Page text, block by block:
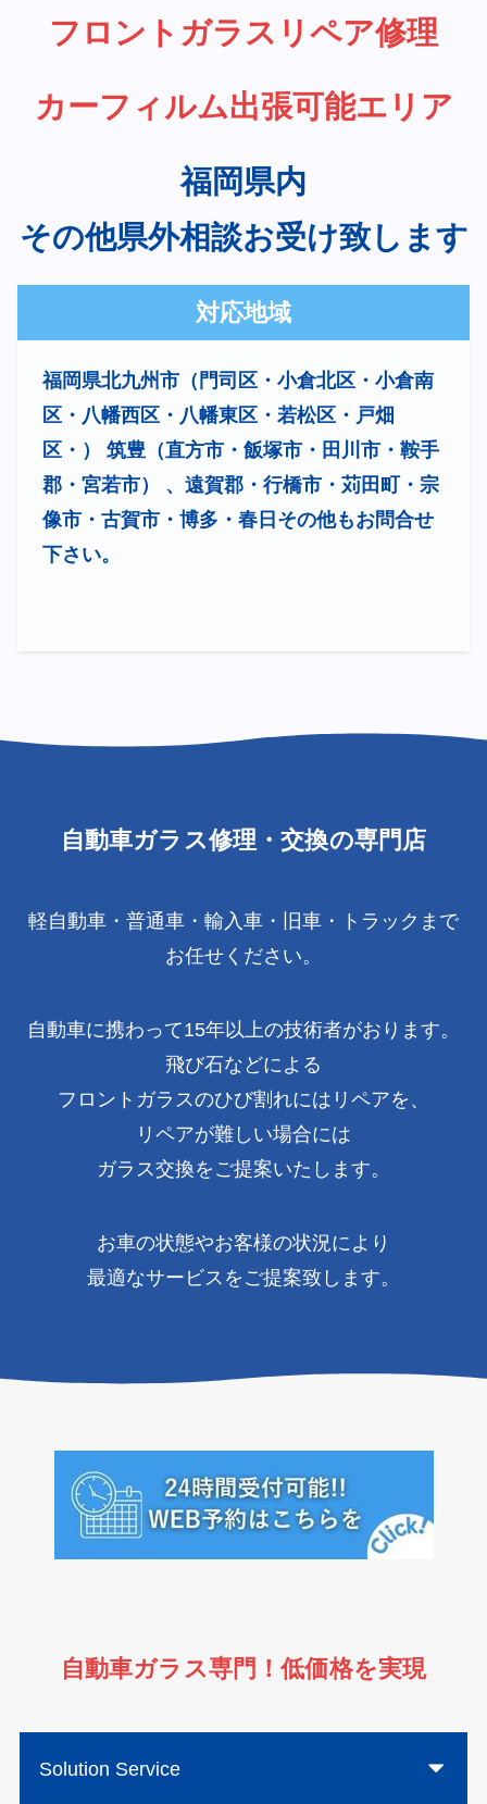
フロントガラスリペア修理
カーフィルム出張可能エリア
福岡県内
その他県外相談お受け致します
対応地域
福岡県北九州市（門司区・小倉北区・小倉南
区・八幡西区・八幡東区・若松区・戸畑
区・） 筑豊（直方市・飯塚市・田川市・鞍手
郡・宮若市） 、遠賀郡・行橋市・苅田町・宗
像市・古賀市・博多・春日その他もお問合せ
下さい。
自動車ガラス修理・交換の専門店
軽自動車・普通車・輸入車・旧車・トラックまで
お任せください。
自動車に携わって15年以上の技術者がおります。
飛び石などによる
フロントガラスのひび割れにはリペアを、
リペアが難しい場合には
ガラス交換をご提案いたします。
お車の状態やお客様の状況により
最適なサービスをご提案致します。
自動車ガラス専門！低価格を実現
Solution Service